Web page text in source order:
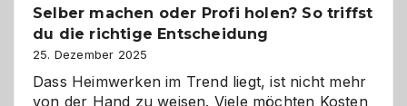
Herausforderungen
und
Zukunft
Selber machen oder Profi holen? So triffst
du die richtige Entscheidung
25. Dezember 2025
Dass Heimwerken im Trend liegt, ist nicht mehr
von der Hand zu weisen. Viele möchten Kosten